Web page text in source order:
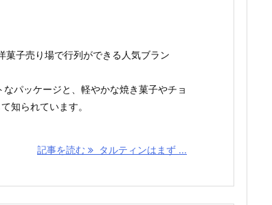
菓子売り場で行列ができる人気ブラン
パッケージと、軽やかな焼き菓子やチョ
知られています。
記事を読む タルティンはまず ...